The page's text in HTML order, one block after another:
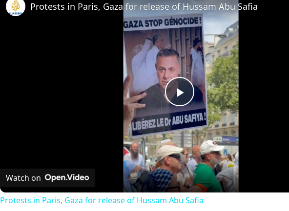
Play
Video
Protests in Paris, Gaza for release of Hussam Abu Safia
Watch on
Protests in Paris, Gaza for release of Hussam Abu Safia